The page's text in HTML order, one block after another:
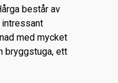
består av
med mycket
bryggstuga, ett